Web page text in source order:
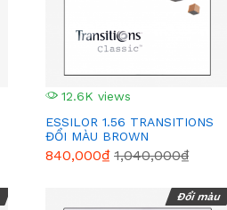
12.6K views
ESSILOR 1.56 TRANSITIONS
ĐỔI MÀU BROWN
840,000₫ 1,040,000₫
Đổi màu